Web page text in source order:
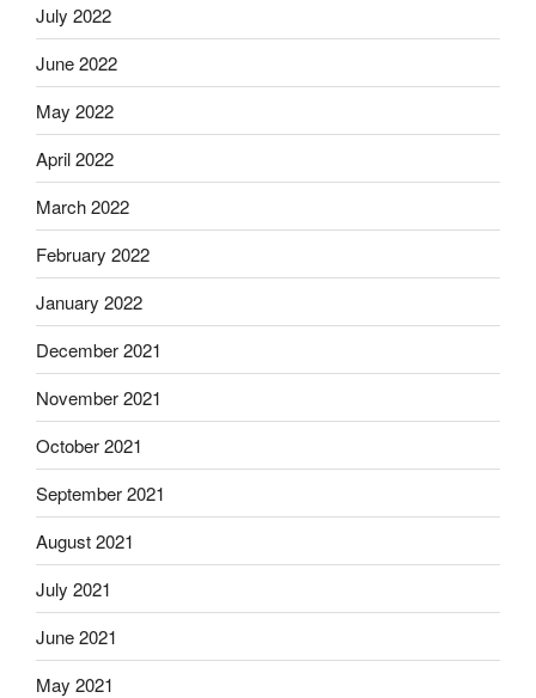
July 2022
June 2022
May 2022
April 2022
March 2022
February 2022
January 2022
December 2021
November 2021
October 2021
September 2021
August 2021
July 2021
June 2021
May 2021